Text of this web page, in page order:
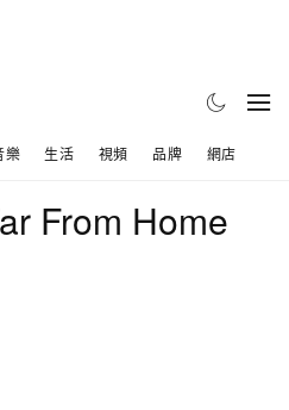
樂 生活 視頻 品牌 網店
From Home